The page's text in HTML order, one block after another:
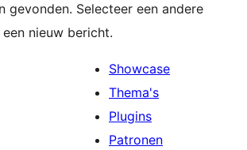
gevonden. Selecteer een andere
nieuw bericht.
Showcase
Thema's
Plugins
Patronen